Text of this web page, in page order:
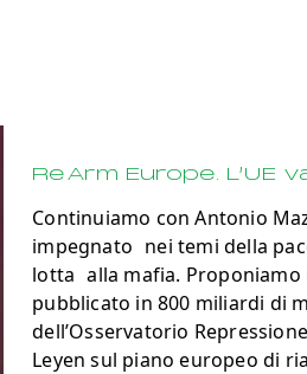
ReArm Europe. L’UE
Continuiamo con Antonio
impegnato nei temi della
lotta alla mafia. Proponiamo
pubblicato in 800 miliardi di
dell’Osservatorio
Leyen sul piano europeo di